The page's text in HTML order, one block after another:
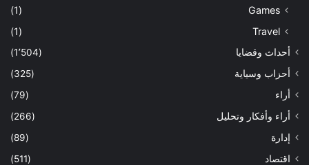
Games
(1)
Travel
(1)
أحداث وقضايا
(1٬504)
أحزاب وسياية
(325)
أراء
(79)
أراء وأفكار وتحليل
(266)
إدارة
(89)
اقتصاد
(511)